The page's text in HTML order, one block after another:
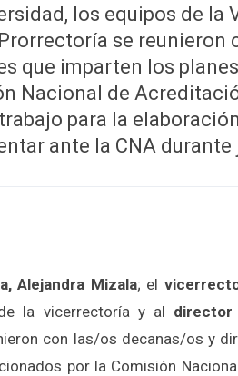
los equipos de la
se reunieron
que imparten los
Nacional de
para la
ante la CNA durante
Alejandra Mizala; el
la vicerrectoría y al director
con las/os decanas/os y
por la Comisión